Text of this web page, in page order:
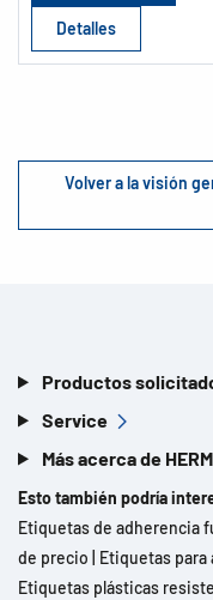
Detalles
Volver a la visión
Productos
Service
Más acerca de
Esto también podría
Etiquetas de adherencia
de precio
Etiquetas para
Etiquetas plásticas